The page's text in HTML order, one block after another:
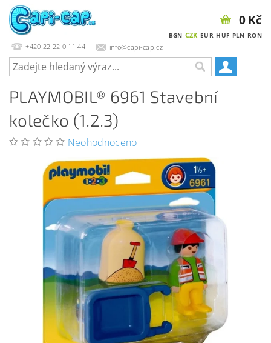
+420 22 22 0 11 44 info@capi-cap.cz
BGN CZK EUR HUF PLN RON
0 Kč
PLAYMOBIL® 6961 Stavební
kolečko (1.2.3)
Neohodnoceno